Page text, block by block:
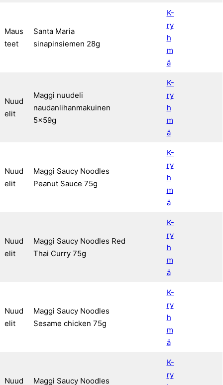
Maus
teet
Santa Maria
sinapinsiemen 28g
K-
ry
h
m
ä
Nuud
elit
Maggi nuudeli
naudanlihanmakuinen
5x59g
K-
ry
h
m
ä
Nuud
elit
Maggi Saucy Noodles
Peanut Sauce 75g
K-
ry
h
m
ä
Nuud
elit
Maggi Saucy Noodles Red
Thai Curry 75g
K-
ry
h
m
ä
Nuud
elit
Maggi Saucy Noodles
Sesame chicken 75g
K-
ry
h
m
ä
Nuud Maggi Saucy Noodles
K-
ry